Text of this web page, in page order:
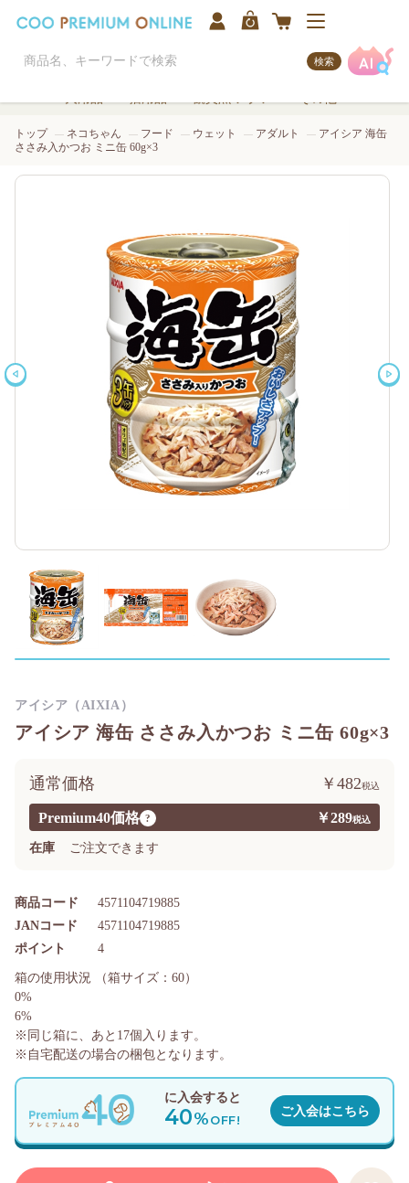
検索
トップ ネコちゃん フード ウェット アダルト
アイシア 海缶
ささみ入かつお ミニ缶 60g×3
アイシア 海缶 ささみ入かつお ミニ缶 60g×3
Premium40価格 ? ￥289
通常価格 ￥482
在庫 ご注文できます
商品コード 4571104719885
ポイント 4
JANコード 4571104719885
アイシア（AIXIA）
に入会すると
40%OFF!
ご入会はこちら
箱の使用状況
（箱サイズ：60）
0%
6%
※同じ箱に、あと 17個入ります。
※自宅配送の場合の梱包となります。